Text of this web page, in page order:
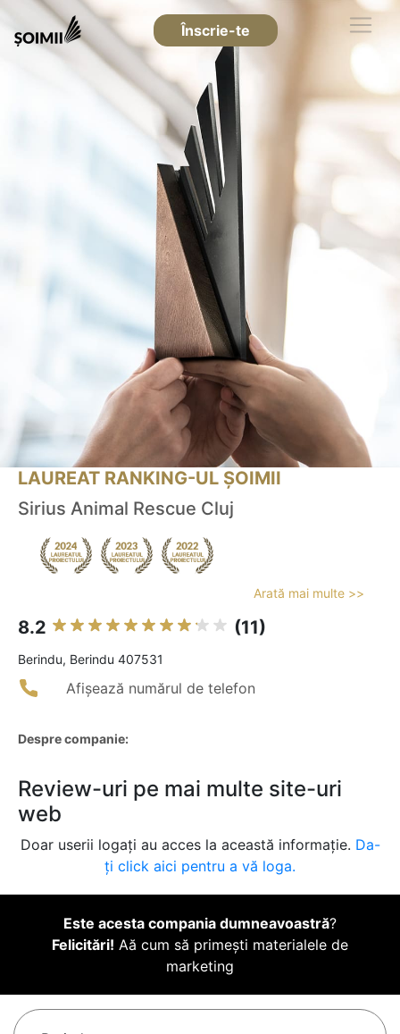
Înscrie-te
LAUREAT RANKING-UL ȘOIMII
Sirius Animal Rescue Cluj
Arată mai multe >>
8.2 (11)
Berindu, Berindu 407531
Afișează numărul de telefon
Despre companie:
Review-uri pe mai multe site-uri
web
Doar userii logați au acces la această informație. Da-
ți click aici pentru a vă loga.
Este acesta compania dumneavoastră?
Felicitări! Aă cum să primești materialele de
marketing